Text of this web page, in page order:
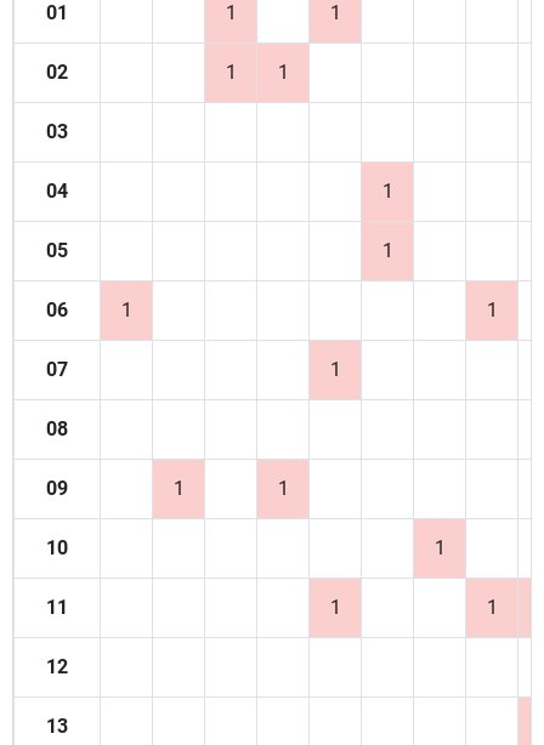
01 1 1
02 1 1
03
04 1
05 1
06 1 1
07 1
08
09 1 1
10 1
11 1 1
12
13